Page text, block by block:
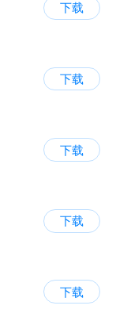
下载
下载
下载
下载
下载